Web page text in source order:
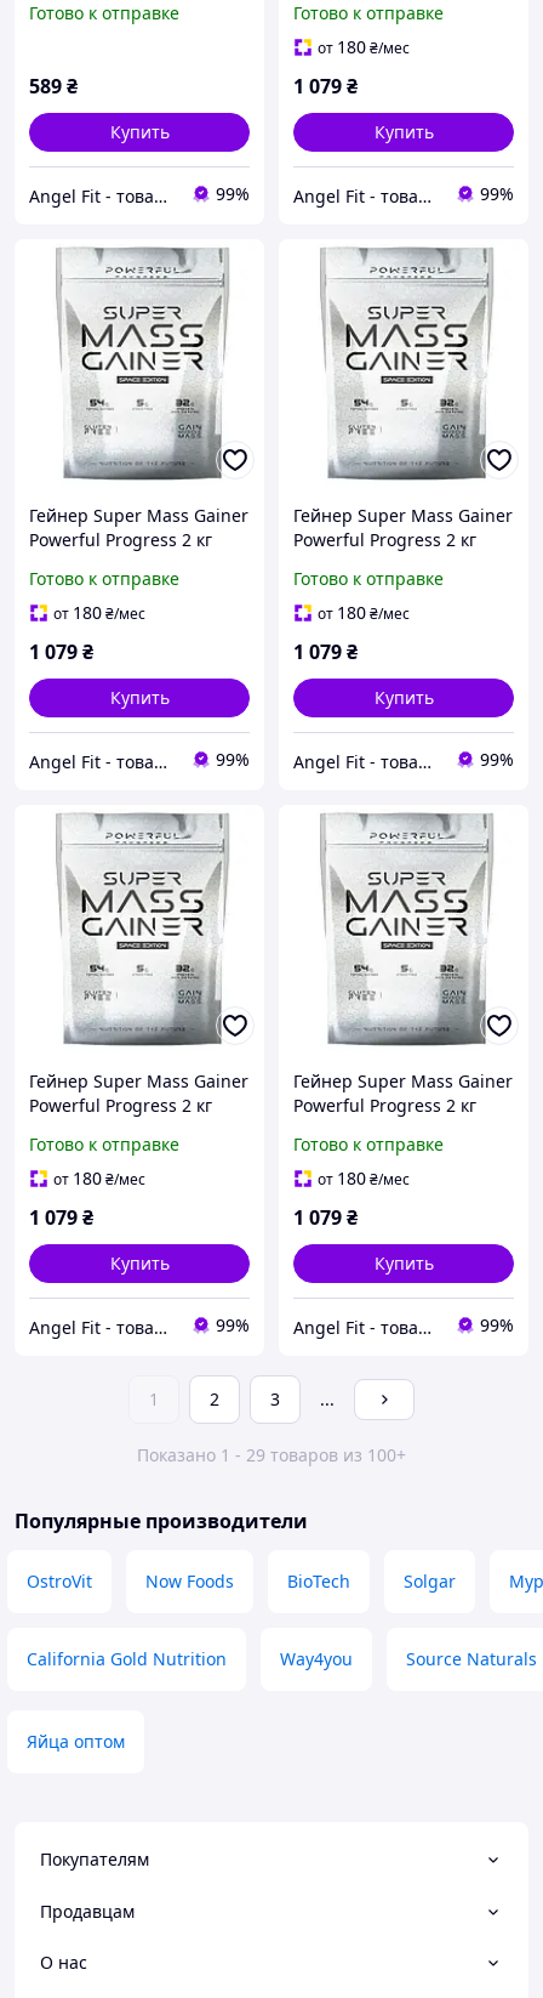
Готово к отправке
589₴
Купить
Angel Fit - товари для здоров'я, спорту та активного життя 99%
Готово к отправке
от 180₴/мес
1 079₴
Купить
Angel Fit - товари для здоров'я, спорту та активного життя 99%
Гейнер Super Mass Gainer
Powerful Progress 2 кг
Готово к отправке
от 180₴/мес
1 079₴
Купить
Angel Fit - товари для здоров'я, спорту та активного життя 99%
Гейнер Super Mass Gainer
Powerful Progress 2 кг
Готово к отправке
от 180₴/мес
1 079₴
Купить
Angel Fit - товари для здоров'я, спорту та активного життя 99%
Гейнер Super Mass Gainer
Powerful Progress 2 кг
Готово к отправке
от 180₴/мес
1 079₴
Купить
Angel Fit - товари для здоров'я, спорту та активного життя 99%
Гейнер Super Mass Gainer
Powerful Progress 2 кг
Готово к отправке
от 180₴/мес
1 079₴
Купить
Angel Fit - товари для здоров'я, спорту та активного життя 99%
1 2 3 ...
Показано 1 - 29 товаров из 100+
Популярные производители
OstroVit Now Foods BioTech Solgar
California Gold Nutrition Way4you Source Naturals
Яйца оптом
Покупателям
Продавцам
О нас